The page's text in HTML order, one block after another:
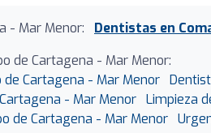
- Mar Menor:
Dentistas en
de Cartagena - Mar Menor:
Cartagena - Mar Menor
- Mar Menor Limpieza
de Cartagena - Mar Menor